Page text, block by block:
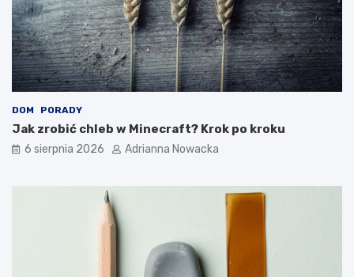
DOM PORADY
Jak zrobić chleb w Minecraft? Krok po kroku
6 sierpnia 2026 Adrianna Nowacka